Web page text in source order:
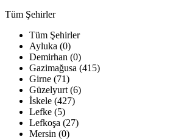
Tüm Şehirler
Tüm Şehirler
Ayluka (0)
Demirhan (0)
Gazimağusa (415)
Girne (71)
Güzelyurt (6)
İskele (427)
Lefke (5)
Lefkoşa (27)
Mersin (0)